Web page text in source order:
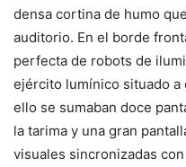
densa cortina de humo
auditorio. En el borde
perfecta de robots de
ejército lumínico situado a
ello se sumaban doce
la tarima y una gran
visuales sincronizadas